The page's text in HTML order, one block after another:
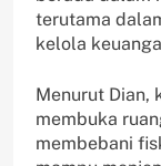
terutama
kelola
Menurut Dian,
membuka
membebani